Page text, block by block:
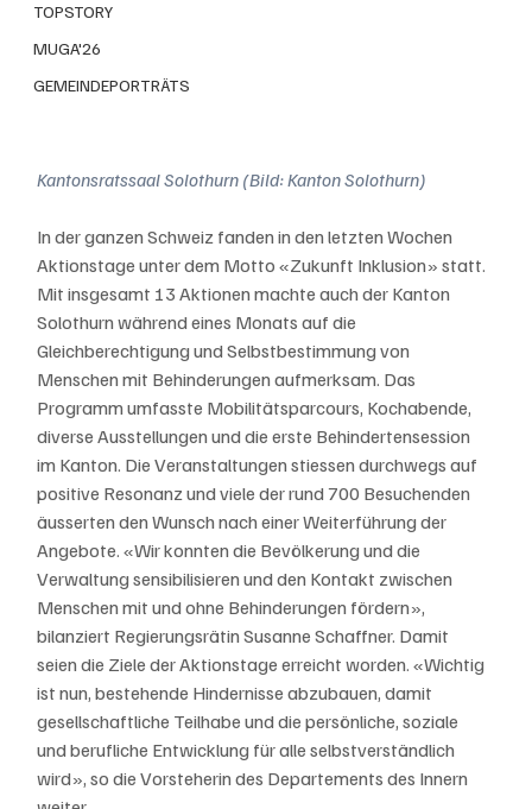
TOPSTORY
MUGA'26
GEMEINDEPORTRÄTS
Kantonsratssaal Solothurn (Bild: Kanton Solothurn)
In der ganzen Schweiz fanden in den letzten Wochen
Aktionstage unter dem Motto «Zukunft Inklusion» statt.
Mit insgesamt 13 Aktionen machte auch der Kanton
Solothurn während eines Monats auf die
Gleichberechtigung und Selbstbestimmung von
Menschen mit Behinderungen aufmerksam. Das
Programm umfasste Mobilitätsparcours, Kochabende,
diverse Ausstellungen und die erste Behindertensession
im Kanton. Die Veranstaltungen stiessen durchwegs auf
positive Resonanz und viele der rund 700 Besuchenden
äusserten den Wunsch nach einer Weiterführung der
Angebote. «Wir konnten die Bevölkerung und die
Verwaltung sensibilisieren und den Kontakt zwischen
Menschen mit und ohne Behinderungen fördern»,
bilanziert Regierungsrätin Susanne Schaffner. Damit
seien die Ziele der Aktionstage erreicht worden. «Wichtig
ist nun, bestehende Hindernisse abzubauen, damit
gesellschaftliche Teilhabe und die persönliche, soziale
und berufliche Entwicklung für alle selbstverständlich
wird», so die Vorsteherin des Departements des Innern